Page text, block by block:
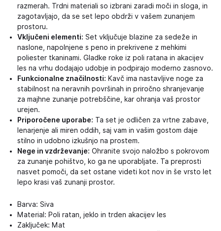
razmerah. Trdni materiali so izbrani zaradi moči in sloga, in
zagotavljajo, da se set lepo obdrži v vašem zunanjem
prostoru.
Vključeni elementi: Set vključuje blazine za sedeže in
naslone, napolnjene s peno in prekrivene z mehkimi
poliester tkaninami. Gladke roke iz poli ratana in akacijev
les na vrhu dodajajo udobje in podpirajo moderno zasnovo.
Funkcionalne značilnosti: Kavč ima nastavljive noge za
stabilnost na neravnih površinah in priročno shranjevanje
za majhne zunanje potrebščine, kar ohranja vaš prostor
urejen.
Priporočene uporabe: Ta set je odličen za vrtne zabave,
lenarjenje ali miren oddih, saj vam in vašim gostom daje
stilno in udobno izkušnjo na prostem.
Nege in vzdrževanje: Ohranite svojo naložbo s pokrovom
za zunanje pohištvo, ko ga ne uporabljate. Ta preprosti
nasvet pomoči, da set ostane videti kot nov in še vrsto let
lepo krasi vaš zunanji prostor.
Barva: Siva
Material: Poli ratan, jeklo in trden akacijev les
Zaključek: Mat